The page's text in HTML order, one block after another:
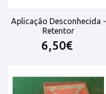
Aplicação Desconhecida -
Retentor
6,50€